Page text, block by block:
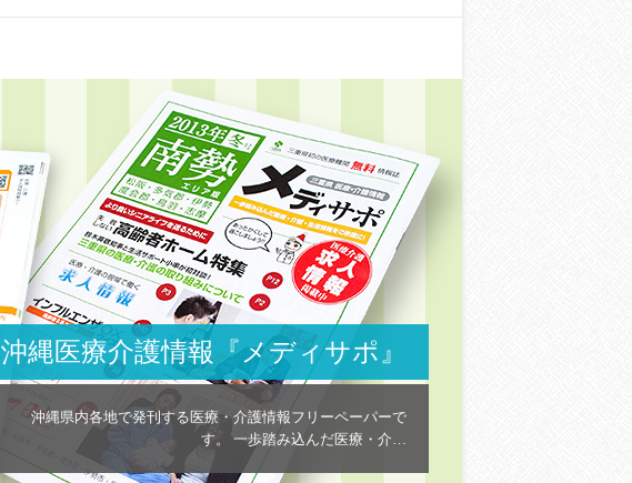
沖縄医療介護情報『メディサポ』
沖縄県内各地で発刊する医療・介護情報フリーペーパーで
す。 一歩踏み込んだ医療・介…